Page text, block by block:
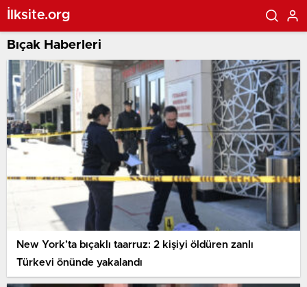
İlksite.org
Bıçak Haberleri
New York’ta bıçaklı taarruz: 2 kişiyi öldüren zanlı
Türkevi önünde yakalandı